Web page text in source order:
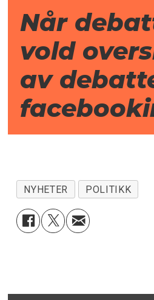
Når
vold
av
NYHETER POLITIKK